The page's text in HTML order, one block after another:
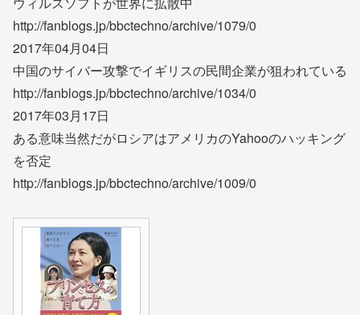
http://fanblogs.jp/bbctechno/archive/1079/0
2017年04月04日
中国のサイバー攻撃でイギリスの民間企業が狙われている
http://fanblogs.jp/bbctechno/archive/1034/0
2017年03月17日
ある意味当然だがロシアはアメリカのYahooのハッキング
を否定
http://fanblogs.jp/bbctechno/archive/1009/0